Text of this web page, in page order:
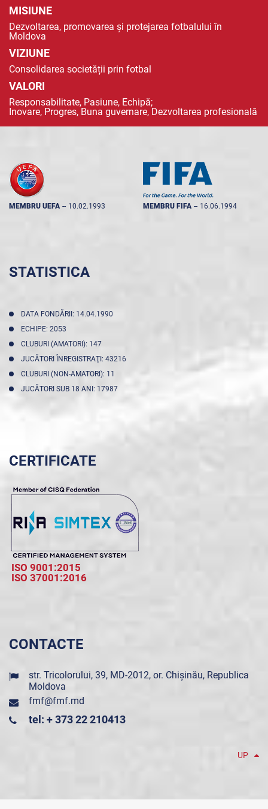
MISIUNE
Dezvoltarea, promovarea și protejarea fotbalului în
Moldova
VIZIUNE
Consolidarea societății prin fotbal
VALORI
Responsabilitate, Pasiune, Echipă;
Inovare, Progres, Buna guvernare, Dezvoltarea profesională
MEMBRU UEFA -- 10.02.1993 MEMBRU FIFA -- 16.06.1994
STATISTICA
DATA FONDĂRII: 14.04.1990
ECHIPE: 2053
CLUBURI (AMATORI): 147
JUCĂTORI ÎNREGISTRAŢI: 43216
CLUBURI (NON-AMATORI): 11
JUCĂTORI SUB 18 ANI: 17987
CERTIFICATE
ISO 9001:2015
ISO 37001:2016
CONTACTE
str. Tricolorului, 39, MD-2012, or. Chișinău, Republica
Moldova
fmf@fmf.md
tel: + 373 22 210413
UP